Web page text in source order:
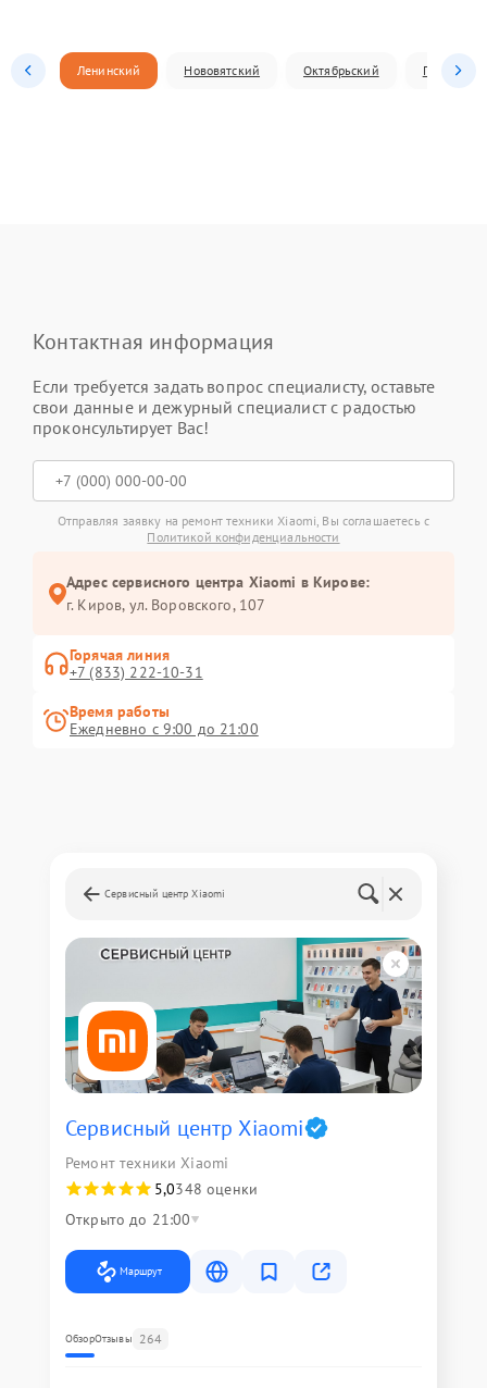
Ленинский Нововятский Октябрьский
Контактная информация
Если требуется задать вопрос специалисту, оставьте
свои данные и дежурный специалист с радостью
проконсультирует Вас!
Отправляя заявку на ремонт техники Xiaomi, Вы соглашаетесь с
Политикой конфиденциальности
Адрес сервисного центра Xiaomi в Кирове:
г. Киров, ул. Воровского, 107
Горячая линия
+7 (833) 222-10-31
Время работы
Ежедневно с 9:00 до 21:00
Сервисный центр Xiaomi
Сервисный центр Xiaomi
Ремонт техники Xiaomi
5,0348 оценки
Открыто до 21:00
Маршрут
ОбзорОтзывы 264